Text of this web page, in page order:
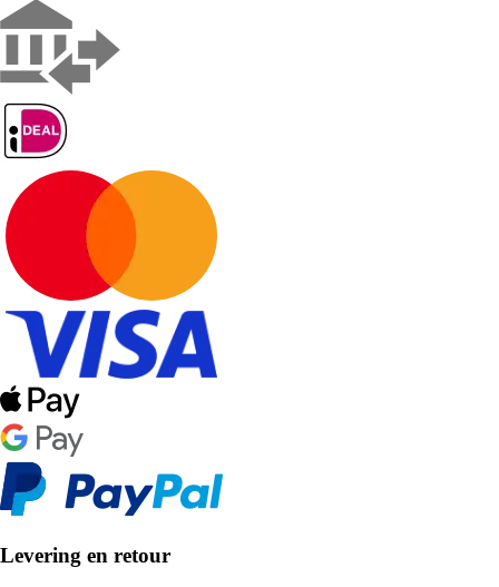
Levering en retour